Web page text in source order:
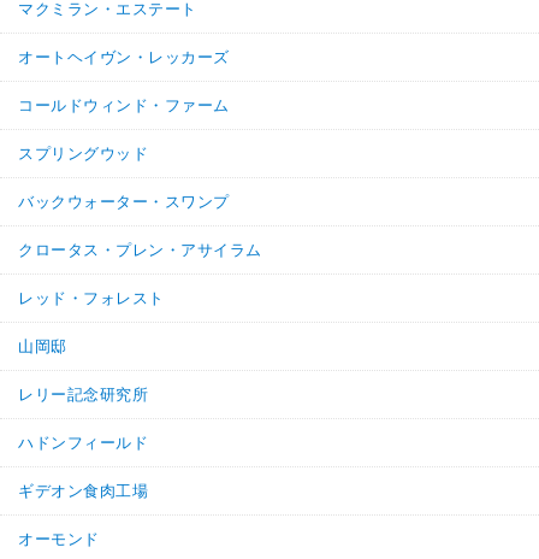
マクミラン・エステート
オートヘイヴン・レッカーズ
コールドウィンド・ファーム
スプリングウッド
バックウォーター・スワンプ
クロータス・プレン・アサイラム
レッド・フォレスト
山岡邸
レリー記念研究所
ハドンフィールド
ギデオン食肉工場
オーモンド